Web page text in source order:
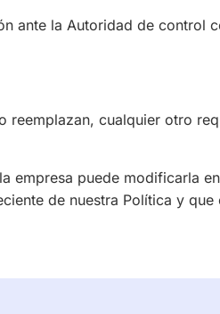
ante la Autoridad de
reemplazan, cualquier otro
empresa puede modificarla
de nuestra Política y